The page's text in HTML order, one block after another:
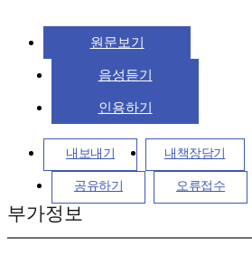
원문보기
음성듣기
인용하기
내보내기 내책장담기
공유하기 오류접수
부가정보